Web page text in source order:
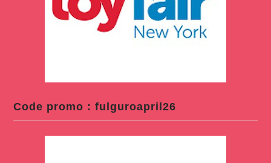
Code promo : fulguroapril26